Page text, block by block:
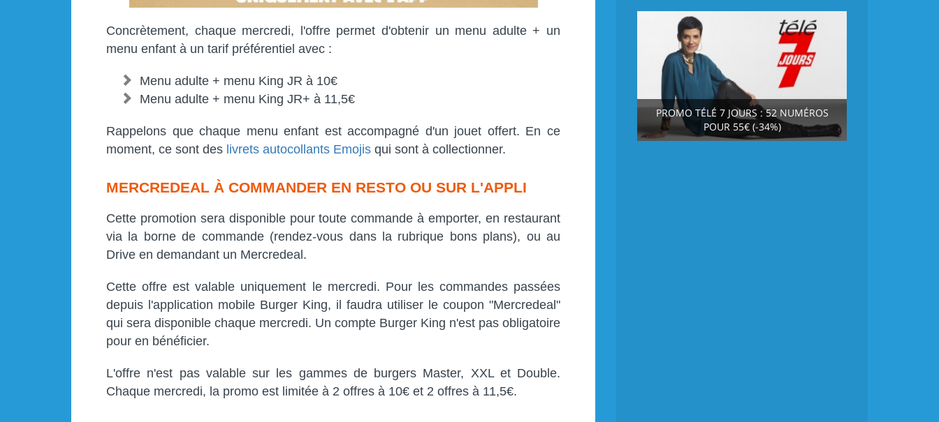
Concrètement, chaque mercredi, l'offre permet d'obtenir un menu adulte + un
menu enfant à un tarif préférentiel avec :
Menu adulte + menu King JR à 10€
Menu adulte + menu King JR+ à 11,5€
Rappelons que chaque menu enfant est accompagné d'un jouet offert. En ce
moment, ce sont des livrets autocollants Emojis qui sont à collectionner.
MERCREDEAL À COMMANDER EN RESTO OU SUR L'APPLI
Cette promotion sera disponible pour toute commande à emporter, en restaurant
via la borne de commande (rendez-vous dans la rubrique bons plans), ou au
Drive en demandant un Mercredeal.
Cette offre est valable uniquement le mercredi. Pour les commandes passées
depuis l'application mobile Burger King, il faudra utiliser le coupon "Mercredeal"
qui sera disponible chaque mercredi. Un compte Burger King n'est pas obligatoire
pour en bénéficier.
L'offre n'est pas valable sur les gammes de burgers Master, XXL et Double.
Chaque mercredi, la promo est limitée à 2 offres à 10€ et 2 offres à 11,5€.
PROMO TÉLÉ 7 JOURS : 52 NUMÉROS
POUR 55€ (-34%)